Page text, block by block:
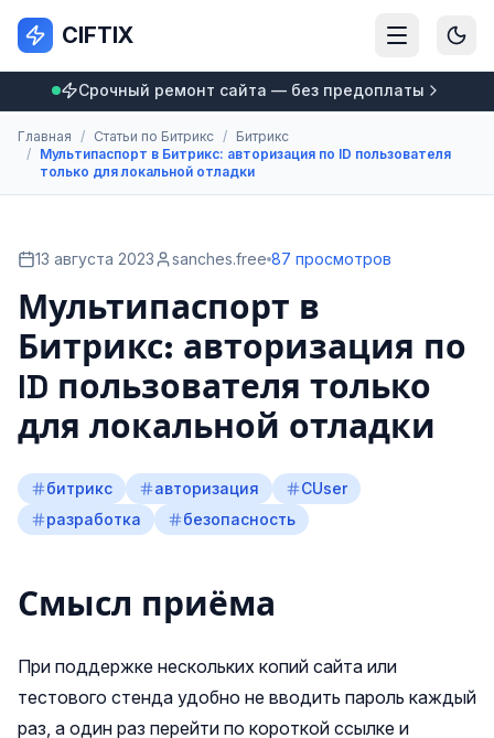
CIFTIX
Срочный ремонт сайта — без предоплаты
Главная / Статьи по Битрикс / Битрикс
/ Мультипаспорт в Битрикс: авторизация по ID пользователя
только для локальной отладки
13 августа 2023 sanches.free 87 просмотров
Мультипаспорт в
Битрикс: авторизация по
ID пользователя только
для локальной отладки
битрикс авторизация
CUser
разработка
безопасность
Смысл приёма
При поддержке нескольких копий сайта или
тестового стенда удобно не вводить пароль каждый
раз, а один раз перейти по короткой ссылке и